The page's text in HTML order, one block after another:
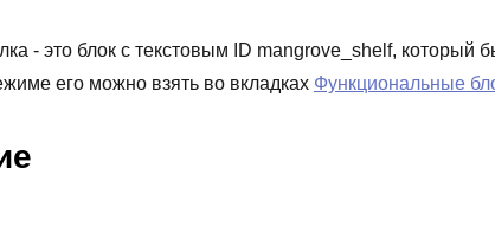
- это блок с текстовым ID mangrove_shelf,
его можно взять во вкладках Функциональные